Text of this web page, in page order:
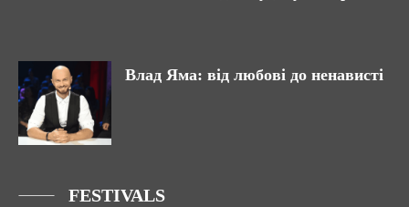
Влад Яма: від любові до ненависті
FESTIVALS